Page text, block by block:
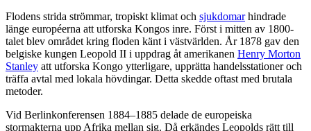
Flodens strida strömmar, tropiskt klimat och sjukdomarhindrade
länge européerna att utforska Kongos inre. Först i mitten av 1800-
talet blev området kring floden känt i västvärlden. År 1878 gav den
belgiske kungen Leopold II i uppdrag åt amerikanen Henry Morton
Stanley att utforska Kongo ytterligare, upprätta handelsstationer och
träffa avtal med lokala hövdingar. Detta skedde oftast med brutala
metoder.
Vid Berlinkonferensen 1884–1885 delade de europeiska
stormakterna upp Afrika mellan sig. Då erkändes Leopolds rätt till